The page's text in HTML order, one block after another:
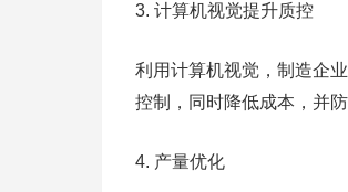
3. 计算机视觉提升质控
利用计算机视觉，制造企
控制，同时降低成本，并
4. 产量优化